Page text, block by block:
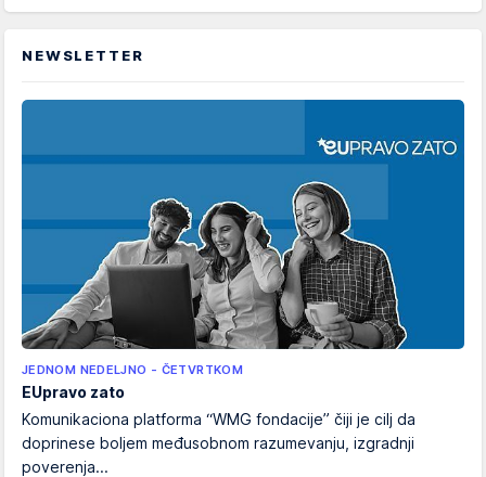
NEWSLETTER
JEDNOM NEDELJNO - ČETVRTKOM
EUpravo zato
Komunikaciona platforma “WMG fondacije” čiji je cilj da
doprinese boljem međusobnom razumevanju, izgradnji
poverenja...